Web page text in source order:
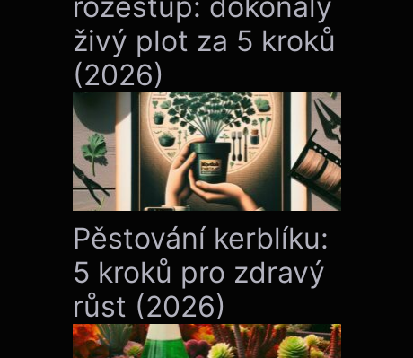
živý plot za 5 kroků
(2026)
Pěstování kerblíku:
5 kroků pro zdravý
růst (2026)